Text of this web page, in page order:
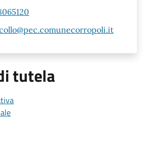
tutela